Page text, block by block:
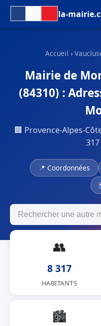
la-
Accueil ›
Mairie de
(84310) :
🏢 Provence-Alpes-
📍 Coordonnées
👥
8 317
HABITANTS
🏙